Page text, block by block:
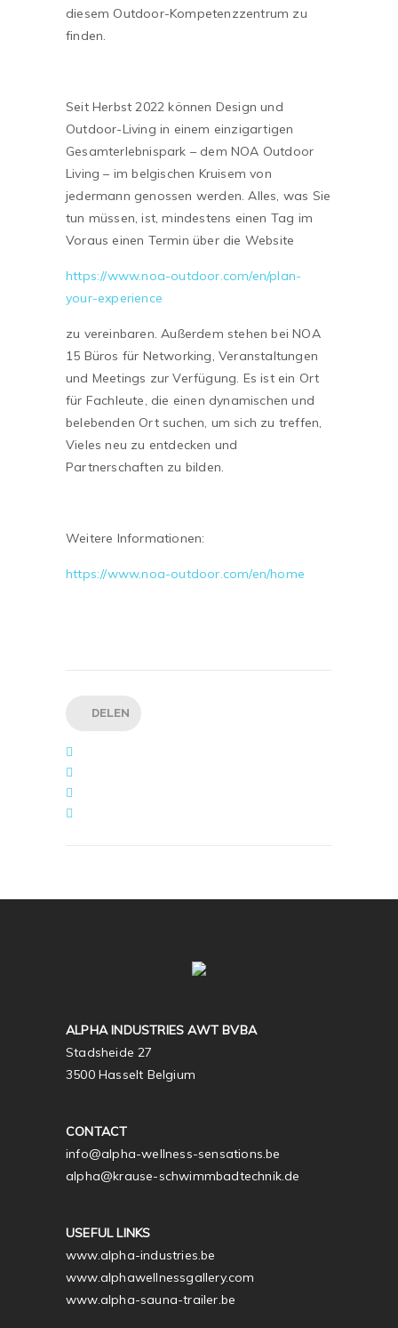
diesem Outdoor-Kompetenzzentrum zu
finden.
Seit Herbst 2022 können Design und
Outdoor-Living in einem einzigartigen
Gesamterlebnispark – dem NOA Outdoor
Living – im belgischen Kruisem von
jedermann genossen werden. Alles, was Sie
tun müssen, ist, mindestens einen Tag im
Voraus einen Termin über die Website
https://www.noa-outdoor.com/en/plan-
your-experience
zu vereinbaren. Außerdem stehen bei NOA
15 Büros für Networking, Veranstaltungen
und Meetings zur Verfügung. Es ist ein Ort
für Fachleute, die einen dynamischen und
belebenden Ort suchen, um sich zu treffen,
Vieles neu zu entdecken und
Partnerschaften zu bilden.
Weitere Informationen:
https://www.noa-outdoor.com/en/home
DELEN
ALPHA INDUSTRIES AWT BVBA
Stadsheide 27
3500 Hasselt Belgium
CONTACT
info@alpha-wellness-sensations.be
alpha@krause-schwimmbadtechnik.de
USEFUL LINKS
www.alpha-industries.be
www.alphawellnessgallery.com
www.alpha-sauna-trailer.be